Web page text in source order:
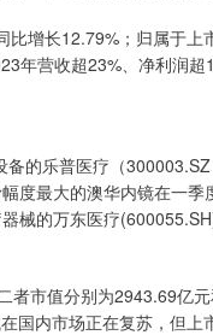
增长12.79%；归属于上
年营收超23%、净利润超
的乐普医疗（
度最大的澳华内镜在一
械的万东医疗
市值分别为2943.69亿
国内市场正在复苏，但
沪深300